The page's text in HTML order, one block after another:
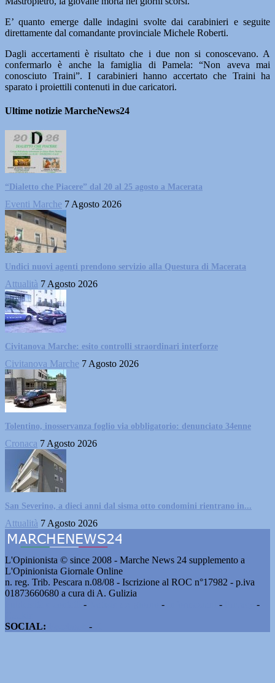
E’ quanto emerge dalle indagini svolte dai carabinieri e seguite
direttamente dal comandante provinciale Michele Roberti.
Dagli accertamenti è risultato che i due non si conoscevano. A
confermarlo è anche la famiglia di Pamela: “Non aveva mai
conosciuto Traini”. I carabinieri hanno accertato che Traini ha
sparato i proiettili contenuti in due caricatori.
Ultime notizie MarcheNews24
“Dialetto che Piacere” dal 20 al 25 agosto a Macerata
Eventi Marche 7 Agosto 2026
Undici nuovi agenti prendono servizio alla Questura di Macerata
Attualità 7 Agosto 2026
Civitanova Marche: esito controlli straordinari interforze
Civitanova Marche 7 Agosto 2026
Tolentino, inosservanza foglio via obbligatorio: denunciato 34enne
Cronaca 7 Agosto 2026
San Severino, a dieci anni dal sisma otto condomini rientrano in...
Attualità 7 Agosto 2026
L'Opinionista © since 2008 - Marche News 24 supplemento a
L'Opinionista Giornale Online
n. reg. Trib. Pescara n.08/08 - Iscrizione al ROC n°17982 - p.iva
01873660680 a cura di A. Gulizia
- - -
-
SOCIAL:
-